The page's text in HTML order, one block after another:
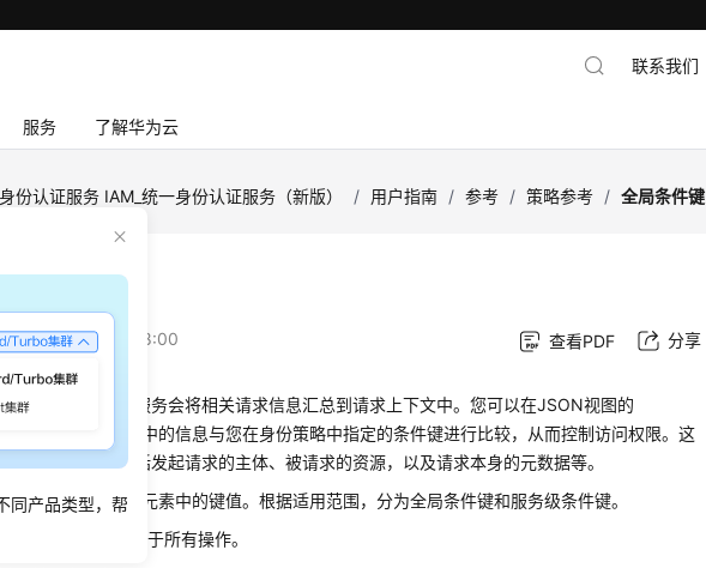
服务 了解华为云
联系我们
同产品类型，帮
份认证服务 IAM_统一身份认证服务（新版） / 用户指南 / 参考 / 策略参考 / 全局条件键
键
07-24 GMT+08:00 查看PDF 分享
务发起请求时，云服务会将相关请求信息汇总到请求上下文中。您可以在JSON视图的
中，将请求上下文中的信息与您在身份策略中指定的条件键进行比较，从而控制访问权限。这
源于多个方面，包括发起请求的主体、被请求的资源，以及请求本身的元数据等。
语句的Condition元素中的键值。根据适用范围，分为全局条件键和服务级条件键。
（前缀为g:）适用于所有操作。